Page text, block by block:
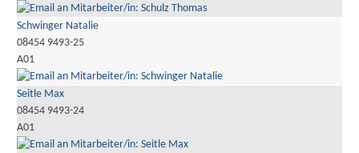
Schwinger Natalie
08454 9493-25
A01
Seitle Max
08454 9493-24
A01